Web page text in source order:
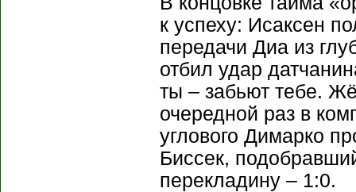
к успеху: Исаксен
передачи Диа из
отбил удар
ты – забьют тебе.
очередной раз в
углового Димарко
Биссек,
перекладину – 1:0.